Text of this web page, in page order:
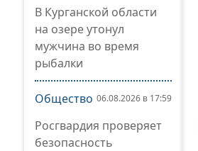
В Курганской области
на озере утонул
мужчина во время
рыбалки
Общество 06.08.2026 в 17:59
Росгвардия проверяет
безопасность